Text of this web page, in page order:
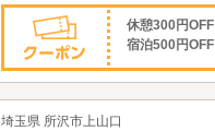
休憩300円OFF
宿泊500円OFF
埼玉県 所沢市上山口